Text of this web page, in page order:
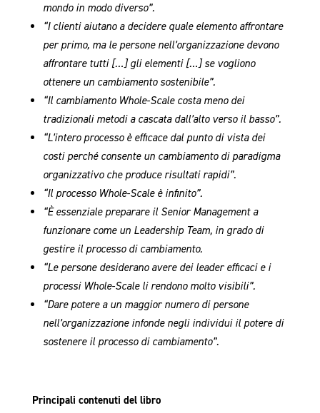
mondo in modo diverso”.
“I clienti aiutano a decidere quale elemento affrontare
per primo, ma le persone nell’organizzazione devono
affrontare tutti […] gli elementi […] se vogliono
ottenere un cambiamento sostenibile”.
“Il cambiamento Whole-Scale costa meno dei
tradizionali metodi a cascata dall’alto verso il basso”.
“L’intero processo è efficace dal punto di vista dei
costi perché consente un cambiamento di paradigma
organizzativo che produce risultati rapidi”.
“Il processo Whole-Scale è infinito”.
“È essenziale preparare il Senior Management a
funzionare come un Leadership Team, in grado di
gestire il processo di cambiamento.
“Le persone desiderano avere dei leader efficaci e i
processi Whole-Scale li rendono molto visibili”.
“Dare potere a un maggior numero di persone
nell’organizzazione infonde negli individui il potere di
sostenere il processo di cambiamento”.
Principali contenuti del libro